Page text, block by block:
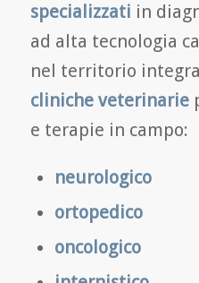
specializzati in
ad alta tecnologia
nel territorio
cliniche veterinarie
e terapie in campo:
neurologico
ortopedico
oncologico